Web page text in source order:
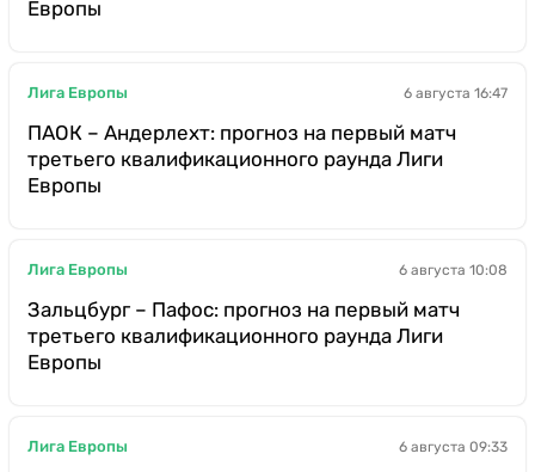
Европы
Лига Европы 6 августа 16:47
ПАОК – Андерлехт: прогноз на первый матч
третьего квалификационного раунда Лиги
Европы
Лига Европы 6 августа 10:08
Зальцбург – Пафос: прогноз на первый матч
третьего квалификационного раунда Лиги
Европы
Лига Европы 6 августа 09:33